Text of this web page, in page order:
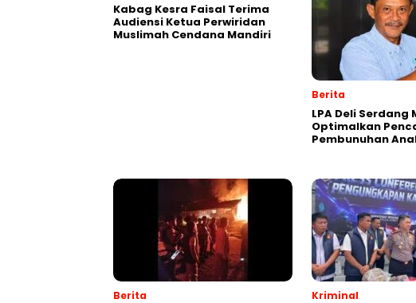
Kabag Kesra Faisal Terima
Audiensi Ketua Perwiridan
Muslimah Cendana Mandiri
Berita
LPA Deli Serdang
Optimalkan
Pembunuhan
Berita Kriminal